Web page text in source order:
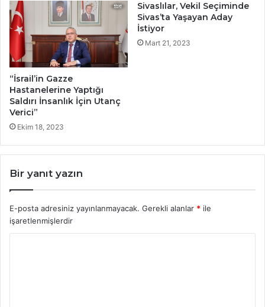
“İsrail’in Gazze
Hastanelerine Yaptığı
Saldırı İnsanlık İçin Utanç
Verici”
Ekim 18, 2023
Sivaslılar, Vekil Seçiminde
Sivas’ta Yaşayan Aday
İstiyor
Mart 21, 2023
Bir yanıt yazın
E-posta adresiniz yayınlanmayacak. Gerekli alanlar * ile
işaretlenmişlerdir